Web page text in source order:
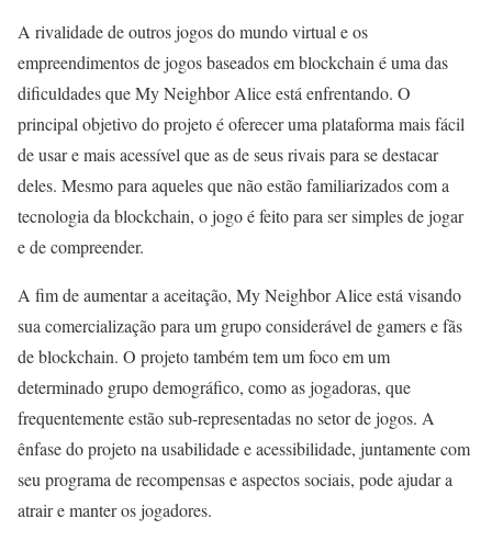
A rivalidade de outros jogos do mundo virtual e os
empreendimentos de jogos baseados em blockchain é uma das
dificuldades que My Neighbor Alice está enfrentando. O
principal objetivo do projeto é oferecer uma plataforma mais fácil
de usar e mais acessível que as de seus rivais para se destacar
deles. Mesmo para aqueles que não estão familiarizados com a
tecnologia da blockchain, o jogo é feito para ser simples de jogar
e de compreender.
A fim de aumentar a aceitação, My Neighbor Alice está visando
sua comercialização para um grupo considerável de gamers e fãs
de blockchain. O projeto também tem um foco em um
determinado grupo demográfico, como as jogadoras, que
frequentemente estão sub-representadas no setor de jogos. A
ênfase do projeto na usabilidade e acessibilidade, juntamente com
seu programa de recompensas e aspectos sociais, pode ajudar a
atrair e manter os jogadores.